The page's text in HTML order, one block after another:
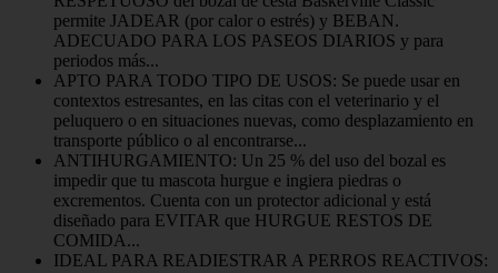
permite JADEAR (por calor o estrés) y BEBAN.
ADECUADO PARA LOS PASEOS DIARIOS y para
periodos más...
APTO PARA TODO TIPO DE USOS: Se puede usar en
contextos estresantes, en las citas con el veterinario y el
peluquero o en situaciones nuevas, como desplazamiento en
transporte público o al encontrarse...
ANTIHURGAMIENTO: Un 25 % del uso del bozal es
impedir que tu mascota hurgue e ingiera piedras o
excrementos. Cuenta con un protector adicional y está
diseñado para EVITAR que HURGUE RESTOS DE
COMIDA...
IDEAL PARA READIESTRAR A PERROS REACTIVOS: